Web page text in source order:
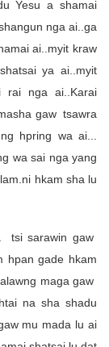
Yesu a shamai
nga ai..ga
ai..myit kraw
ya ai..myit
rai nga ai..Karai
gaw tsawra
hpring wa ai...
wa sai nga yang
hkam sha lu
tsi sarawin gaw
hpan gade hkam
maga gaw
na sha shadu
mu mada lu ai